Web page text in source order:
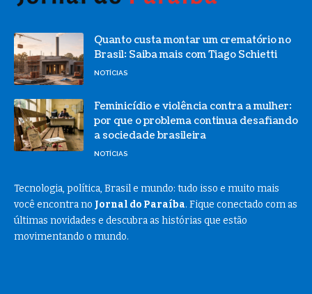
Quanto custa montar um crematório no
Brasil: Saiba mais com Tiago Schietti
NOTÍCIAS
Feminicídio e violência contra a mulher:
por que o problema continua desafiando
a sociedade brasileira
NOTÍCIAS
Tecnologia, política, Brasil e mundo: tudo isso e muito mais
você encontra no Jornal do Paraíba. Fique conectado com as
últimas novidades e descubra as histórias que estão
movimentando o mundo.